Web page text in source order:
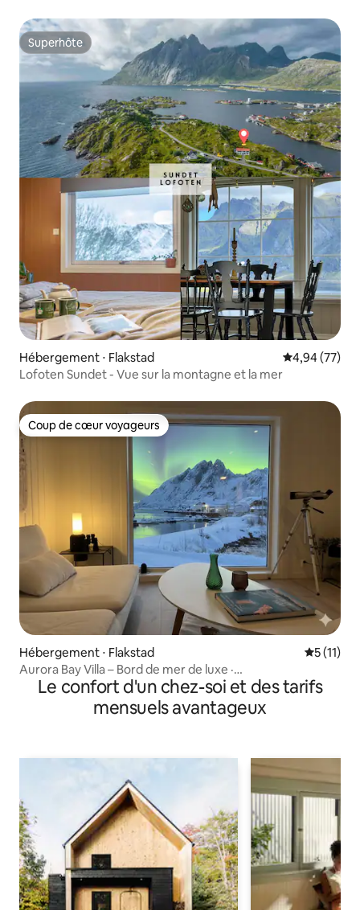
Superhôte
Superhôte
Hébergement ⋅ Flakstad Évaluation
4,94 (77)
Lofoten Sundet - Vue sur la montagne et la mer
Coup de cœur voyageurs
Coup de cœur voyageurs
Hébergement ⋅ Flakstad
5 (11)
Aurora Bay Villa – Bord de mer de luxe ·
4 chambres/1,5 salle de bain
Le confort d'un chez-soi et des tarifs
mensuels avantageux